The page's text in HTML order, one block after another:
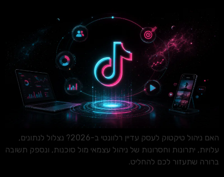
האם ניהול טיקטוק לעסק עדיין רלוונטי ב-2026? נצלול לנתונים,
עלויות, יתרונות וחסרונות של ניהול עצמאי מול סוכנות, ונספק תשובה
ברורה שתעזור לכם להחליט.